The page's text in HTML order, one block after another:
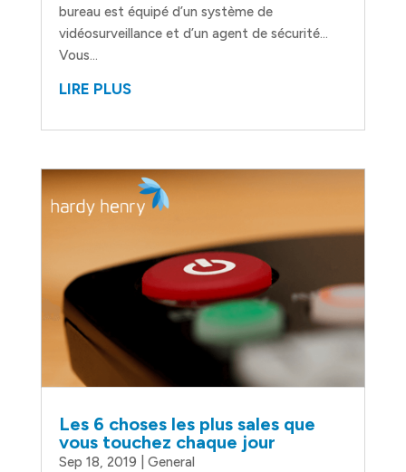
bureau est équipé d’un système de
vidéosurveillance et d’un agent de sécurité…
Vous...
LIRE PLUS
Les 6 choses les plus sales que
vous touchez chaque jour
Sep 18, 2019
General